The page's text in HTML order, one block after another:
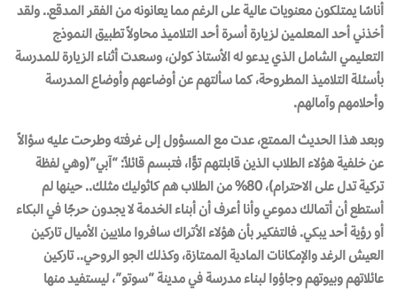
أناسًا يمتلكون معنويات عالية على الرغم مما يعانونه من الفقر المدقع.. ولقد
أخذني أحد المعلمين لزيارة أسرة أحد التلاميذ محاولاً تطبيق النموذج
التعليمي الشامل الذي يدعو له الأستاذ كولن، وسعدت أثناء الزيارة للمدرسة
بأسئلة التلاميذ المطروحة، كما سألتهم عن أوضاعهم وأوضاع المدرسة
وأحلامهم وآمالهم.
وبعد هذا الحديث الممتع، عدت مع المسؤول إلى غرفته وطرحت عليه سؤالاً
عن خلفية هؤلاء الطلاب الذين قابلتهم توًّا، فتبسم قائلاً: “آبي”(وهي لفظة
تركية تدل على الاحترام)، 80% من الطلاب هم كاثوليك مثلك.. حينها لم
أستطع أن أتمالك دموعي وأنا أعرف أن أبناء الخدمة لا يجدون حرجًا في البكاء
أو رؤية أحد يبكي. فالتفكير بأن هؤلاء الأتراك سافروا ملايين الأميال تاركين
العيش الرغد والإمكانات المادية الممتازة، وكذلك الجو الروحي.. تاركين
عائلاتهم وبيوتهم وجاؤوا لبناء مدرسة في مدينة “سوتو”، ليستفيد منها